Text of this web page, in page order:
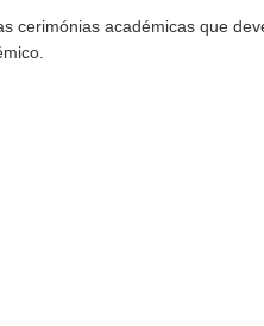
cerimónias académicas que